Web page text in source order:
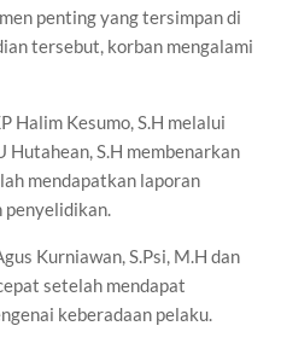
penting yang tersimpan di
tersebut, korban mengalami
Halim Kesumo, S.H melalui
Hutahean, S.H membenarkan
mendapatkan laporan
penyelidikan.
Kurniawan, S.Psi, M.H dan
setelah mendapat
keberadaan pelaku.